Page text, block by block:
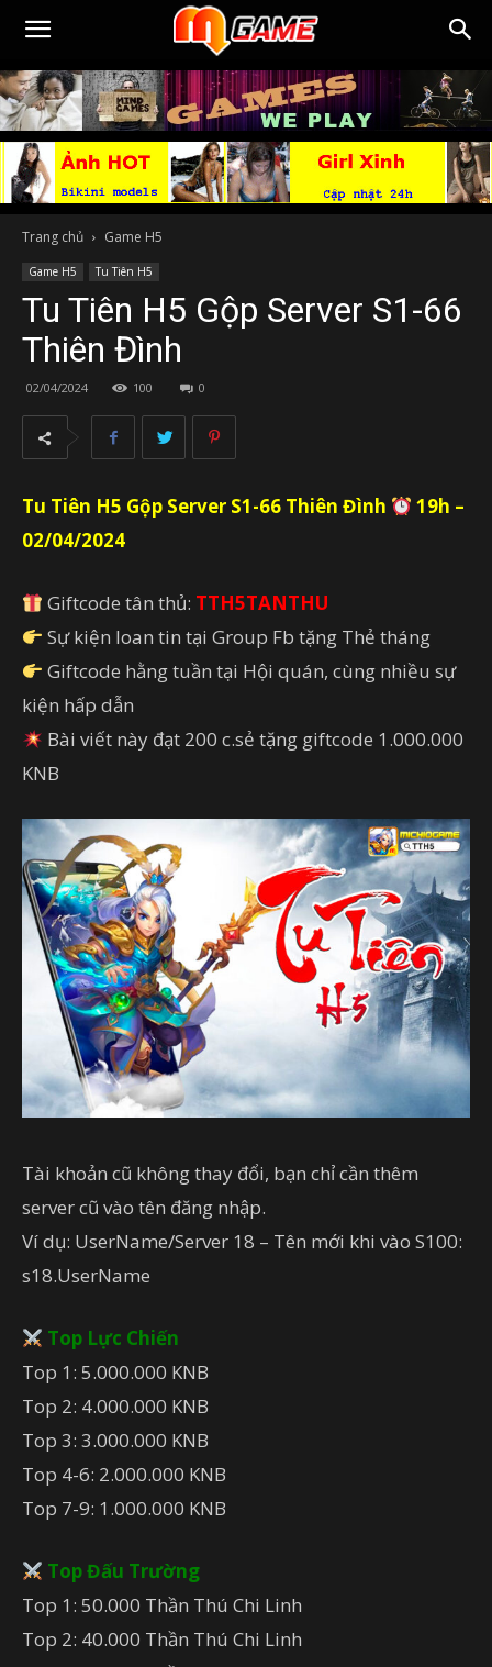
Trang chủ Game H5
Game H5 Tu Tiên H5
Tu Tiên H5 Gộp Server S1-66
Thiên Đình
02/04/2024 100 0
Tu Tiên H5 Gộp Server S1-66 Thiên Đình
19h –
02/04/2024
Giftcode tân thủ: TTH5TANTHU
Sự kiện loan tin tại Group Fb tặng Thẻ tháng
Giftcode hằng tuần tại Hội quán, cùng nhiều sự
kiện hấp dẫn
Bài viết này đạt 200 c.sẻ tặng giftcode 1.000.000
KNB
Tài khoản cũ không thay đổi, bạn chỉ cần thêm
server cũ vào tên đăng nhập.
Ví dụ: UserName/Server 18 – Tên mới khi vào S100:
s18.UserName
Top Lực Chiến
Top 1: 5.000.000 KNB
Top 2: 4.000.000 KNB
Top 3: 3.000.000 KNB
Top 4-6: 2.000.000 KNB
Top 7-9: 1.000.000 KNB
Top Đấu Trường
Top 1: 50.000 Thần Thú Chi Linh
Top 2: 40.000 Thần Thú Chi Linh